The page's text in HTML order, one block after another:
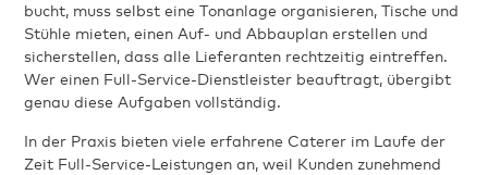
bucht, muss selbst eine Tonanlage organisieren, Tische und
Stühle mieten, einen Auf- und Abbauplan erstellen und
sicherstellen, dass alle Lieferanten rechtzeitig eintreffen.
Wer einen Full-Service-Dienstleister beauftragt, übergibt
genau diese Aufgaben vollständig.
In der Praxis bieten viele erfahrene Caterer im Laufe der
Zeit Full-Service-Leistungen an, weil Kunden zunehmend